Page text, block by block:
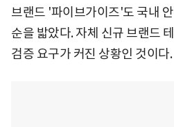
브랜드 '파이브가이즈'도 국내
순을 밟았다. 자체 신규 브랜드
검증 요구가 커진 상황인 것이다.